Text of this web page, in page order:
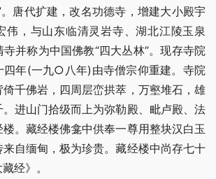
唐代扩建，改名功德寺，增建大小殿宇
伟，与山东临清灵岩寺、湖北江陵玉泉
并称为中国佛教“四大丛林”。现存寺院
四年(一九○八年)由寺僧宗仰重建。寺院
千佛岩，四周层峦拱萃，万壑堆石，雄
进山门拾级而上为弥勒殿、毗卢殿、法
。藏经楼佛龛中供奉一尊用整块汉白玉
自缅甸，极为珍贵。藏经楼中尚存七十
经》。